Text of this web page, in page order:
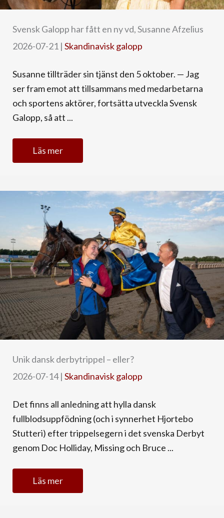
Svensk Galopp har fått en ny vd, Susanne Afzelius
2026-07-21 | Skandinavisk galopp
Susanne tillträder sin tjänst den 5 oktober. — Jag
ser fram emot att tillsammans med medarbetarna
och sportens aktörer, fortsätta utveckla Svensk
Galopp, så att ...
Läs mer
Unik dansk derbytrippel – eller?
2026-07-14| Skandinavisk galopp
Det finns all anledning att hylla dansk
fullblodsuppfödning (och i synnerhet Hjortebo
Stutteri) efter trippelsegern i det svenska Derbyt
genom Doc Holliday, Missing och Bruce ...
Läs mer